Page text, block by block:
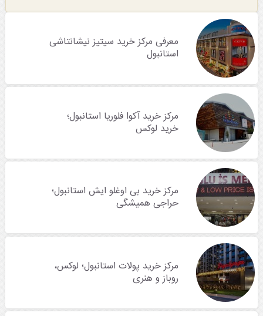
معرفی مرکز خرید سیتیز نیشانتاشی
استانبول
مرکز خرید آکوا فلوریا استانبول؛
خرید لوکس
مرکز خرید بی اوغلو ایش استانبول؛
حراجی همیشگی
مرکز خرید پولات استانبول؛ لوکس،
روباز و هنری